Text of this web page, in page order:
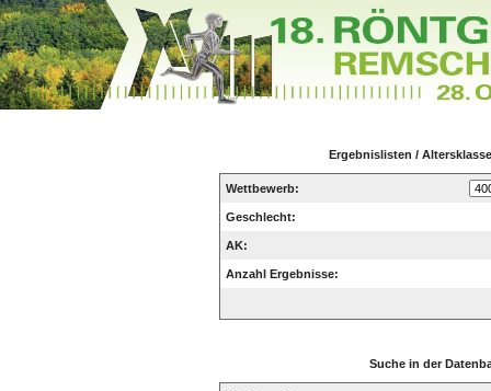
Ergebnislisten /
Wettbewerb:
Geschlecht:
AK:
Anzahl Ergebnisse:
Suche in der